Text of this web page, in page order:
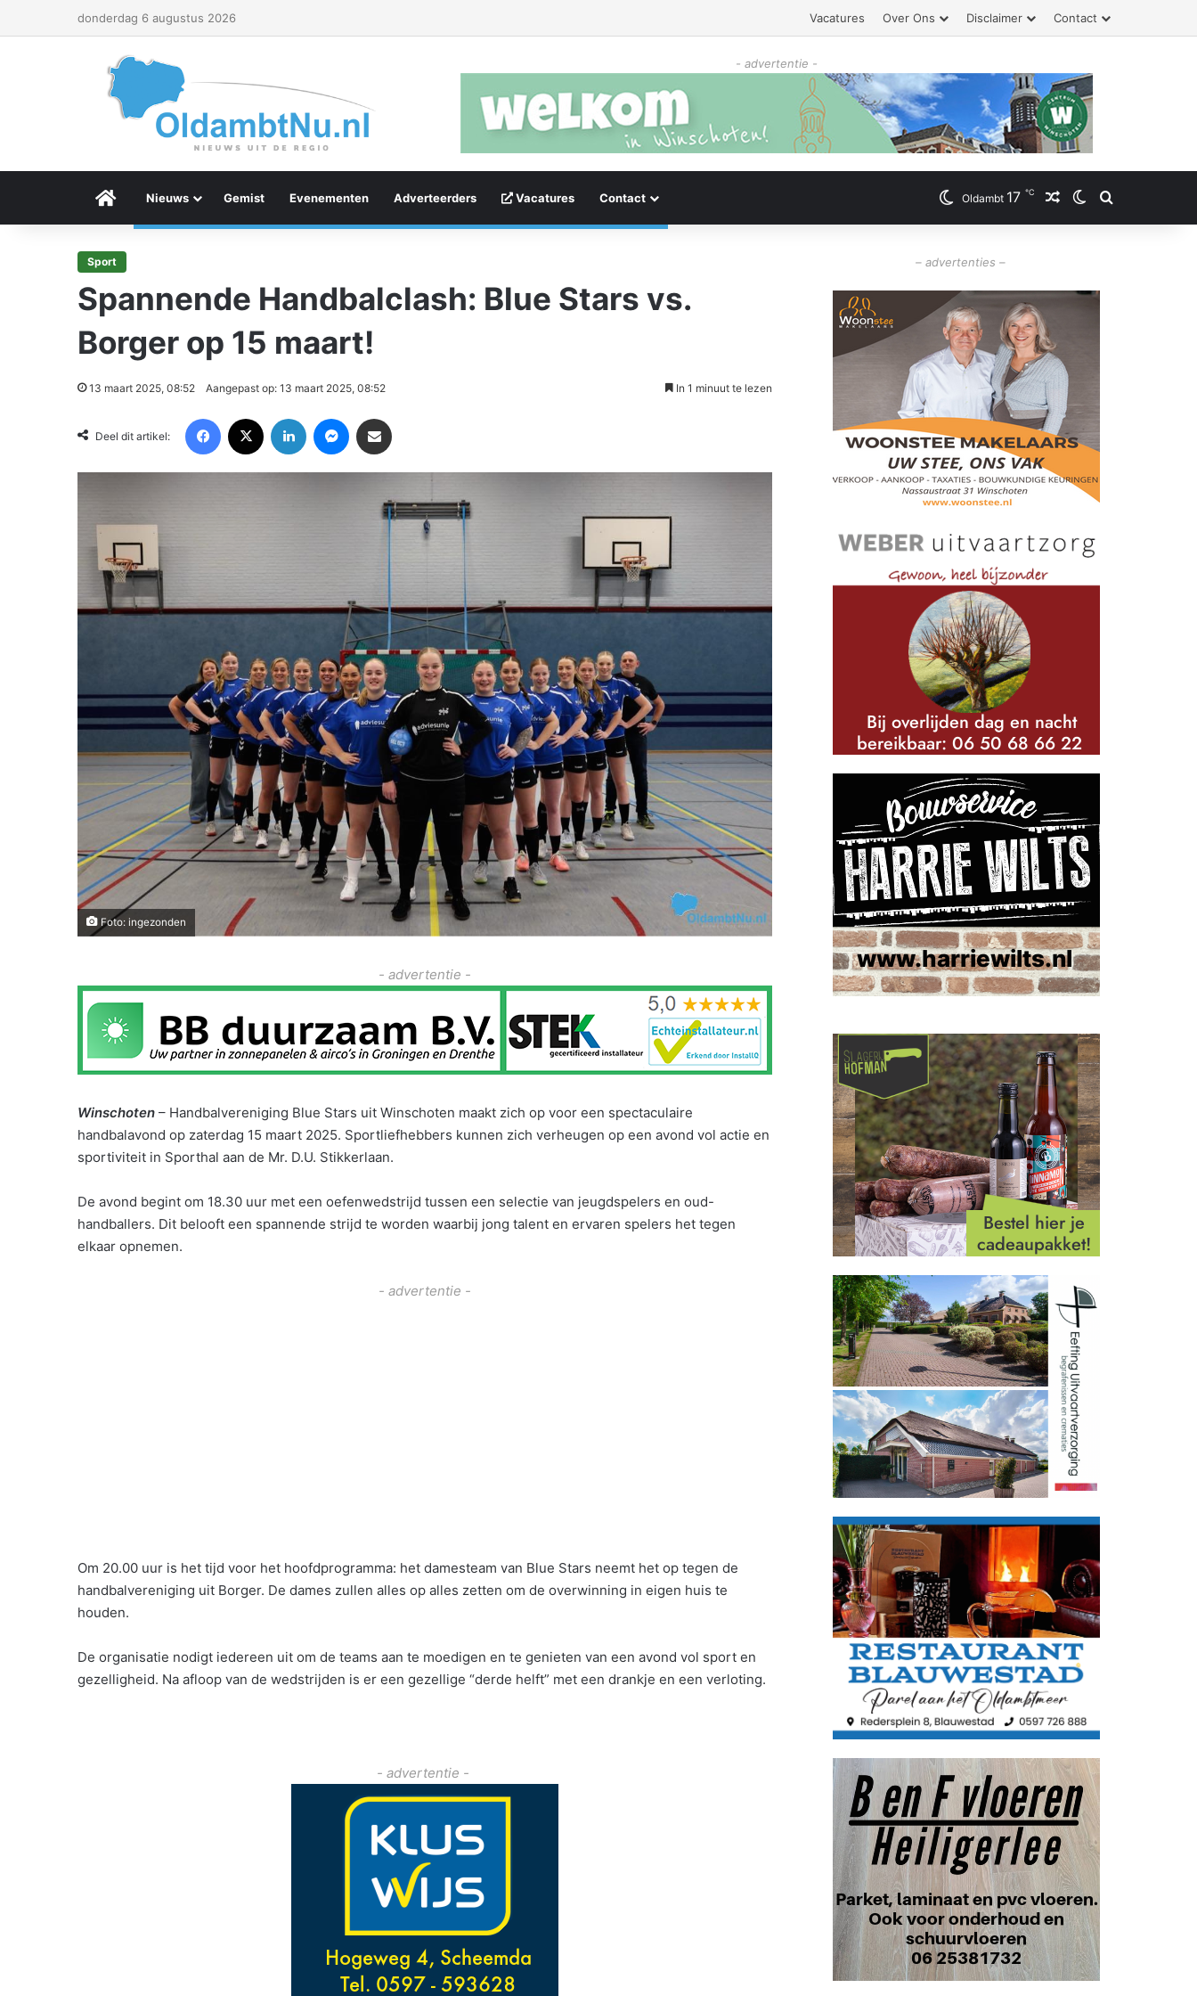
donderdag 6 augustus 2026 Vacatures Over Ons Disclaimer Contact
- advertentie -
Menu Item
Nieuws Gemist Evenementen Adverteerders Vacatures Contact Oldambt 17 ℃ Willekeurig artikel
Switch skin
Zoeken
Sport
Spannende Handbalclash: Blue Stars vs.
Borger op 15 maart!
13 maart 2025, 08:52 Aangepast op: 13 maart 2025, 08:52 In 1 minuut te lezen
Deel dit artikel:
Foto: ingezonden
- advertentie -
Winschoten – Handbalvereniging Blue Stars uit Winschoten maakt zich op voor een spectaculaire
handbalavond op zaterdag 15 maart 2025. Sportliefhebbers kunnen zich verheugen op een avond vol actie en
sportiviteit in Sporthal aan de Mr. D.U. Stikkerlaan.
De avond begint om 18.30 uur met een oefenwedstrijd tussen een selectie van jeugdspelers en oud-
handballers. Dit belooft een spannende strijd te worden waarbij jong talent en ervaren spelers het tegen
elkaar opnemen.
- advertentie -
Om 20.00 uur is het tijd voor het hoofdprogramma: het damesteam van Blue Stars neemt het op tegen de
handbalvereniging uit Borger. De dames zullen alles op alles zetten om de overwinning in eigen huis te
houden.
De organisatie nodigt iedereen uit om de teams aan te moedigen en te genieten van een avond vol sport en
gezelligheid. Na afloop van de wedstrijden is er een gezellige “derde helft” met een drankje en een verloting.
- advertentie -
– advertenties –